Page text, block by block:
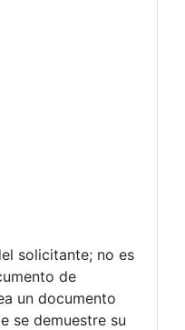
solicitante; no es
de
un documento
se demuestre su